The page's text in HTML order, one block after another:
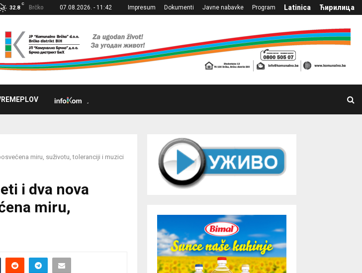
32.8
C
Brčko 07.08.2026. - 11:42 Impresum Dokumenti Javne nabavke Program Latinica Ћирилица
miru, suživotu, toleranciji i muzici
i dva nova
miru,